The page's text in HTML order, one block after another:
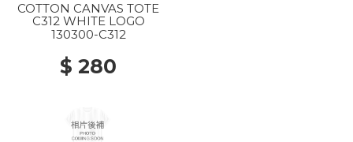
COTTON CANVAS TOTE
C312 WHITE LOGO
130300-C312
$ 280